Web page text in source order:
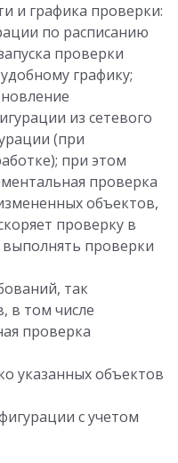
и графика проверки:
по расписанию
проверки
графику;
из сетевого
(при
при этом
проверка
объектов,
проверку в
проверки
так
в том числе
проверка
указанных объектов
с учетом